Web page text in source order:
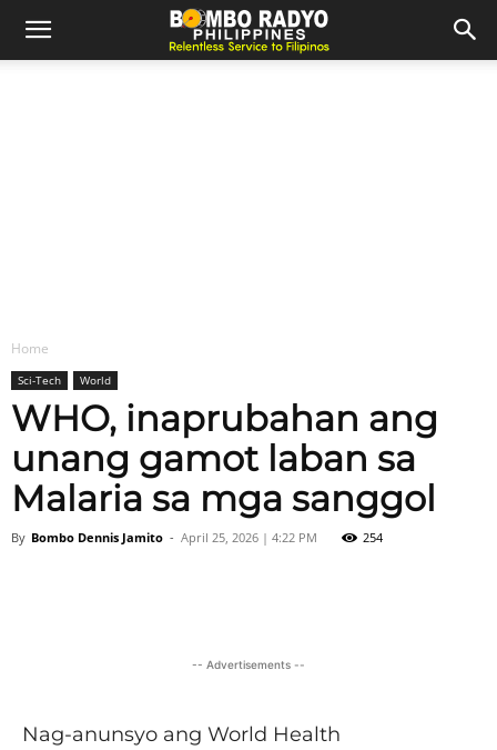
Home
Sci-Tech World
WHO, inaprubahan ang
unang gamot laban sa
Malaria sa mga sanggol
By Bombo Dennis Jamito - April 25, 2026 | 4:22 PM 254
-- Advertisements --
Nag-anunsyo ang World Health